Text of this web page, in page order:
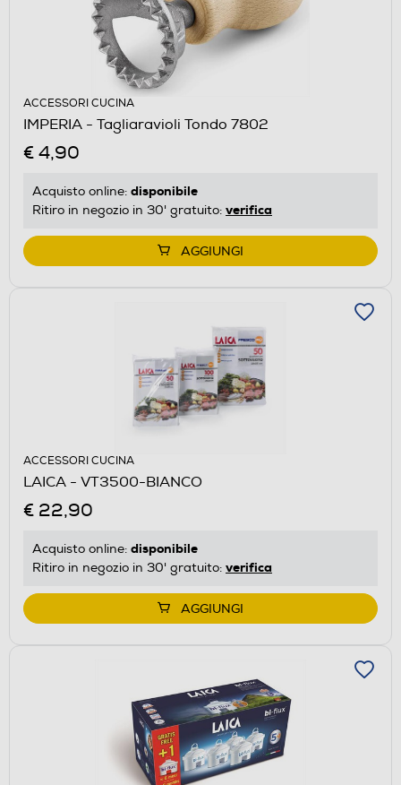
ACCESSORI CUCINA
IMPERIA - Tagliaravioli Tondo 7802
€ 4,90
Acquisto online: disponibile
Ritiro in negozio in 30' gratuito: verifica
AGGIUNGI
ACCESSORI CUCINA
LAICA - VT3500-BIANCO
€ 22,90
Acquisto online: disponibile
Ritiro in negozio in 30' gratuito: verifica
AGGIUNGI